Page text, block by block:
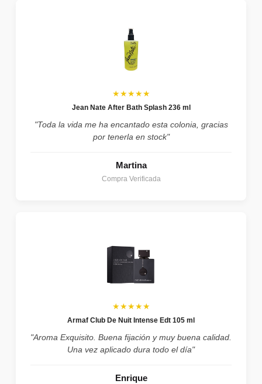
★★★★★
Jean Nate After Bath Splash 236 ml
"Toda la vida me ha encantado esta colonia, gracias
por tenerla en stock"
Martina
Compra Verificada
★★★★★
Armaf Club De Nuit Intense Edt 105 ml
"Aroma Exquisito. Buena fijación y muy buena calidad.
Una vez aplicado dura todo el día"
Enrique